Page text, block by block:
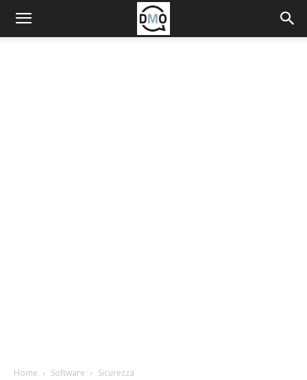
Home Software Sicurezza